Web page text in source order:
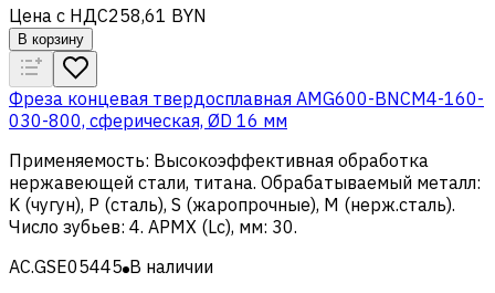
Цена с НДС258,61 BYN
В корзину
Фреза концевая твердосплавная AMG600-BNCM4-160-
030-800, сферическая, ØD 16 мм
Применяемость: Высокоэффективная обработка
нержавеющей стали, титана. Обрабатываемый металл:
K (чугун), Р (сталь), S (жаропрочные), M (нерж.сталь).
Число зубьев: 4. APMX (Lc), мм: 30.
AC.GSE05445 В наличии